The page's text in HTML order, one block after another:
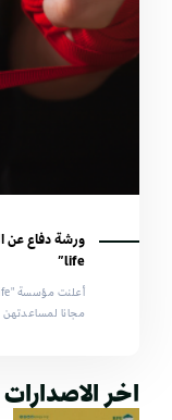
life”
مجانا
اخر الاصدارات